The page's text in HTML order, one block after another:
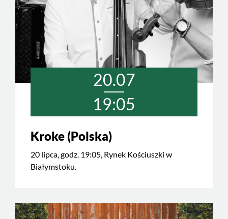
20.07
19:05
Kroke (Polska)
20 lipca, godz. 19:05, Rynek Kościuszki w
Białymstoku.